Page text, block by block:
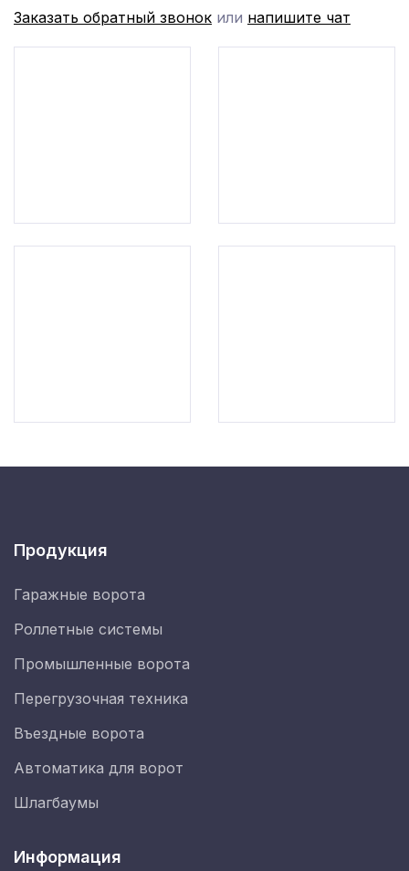
Заказать обратный звонок или напишите чат
Продукция
Гаражные ворота
Роллетные системы
Промышленные ворота
Перегрузочная техника
Въездные ворота
Автоматика для ворот
Шлагбаумы
Информация